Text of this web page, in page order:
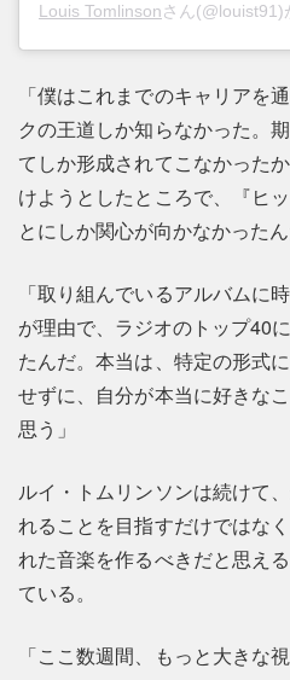
Louis Tomlinsonさん
「僕はこれまでのキャリアを
クの王道しか知らなかった。
てしか形成されてこなかった
けようとしたところで、『ヒ
とにしか関心が向かなかったん
「取り組んでいるアルバムに
が理由で、ラジオのトップ40
たんだ。本当は、特定の形式
せずに、自分が本当に好きな
思う」
ルイ・トムリンソンは続けて
れることを目指すだけではな
れた音楽を作るべきだと思え
ている。
「ここ数週間、もっと大きな